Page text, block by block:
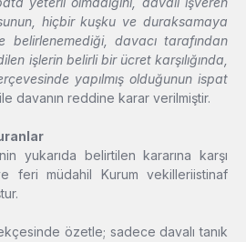
hiçbir kuşku ve duraksamaya
belirlenemediği, davacı tarafından
işlerin belirli bir ücret karşılığında,
yapılmış olduğunun ispat
davanın reddine karar verilmiştir.
yukarıda belirtilen kararına karşı
feri müdahil Kurum vekilleriistinaf
özetle; sadece davalı tanık